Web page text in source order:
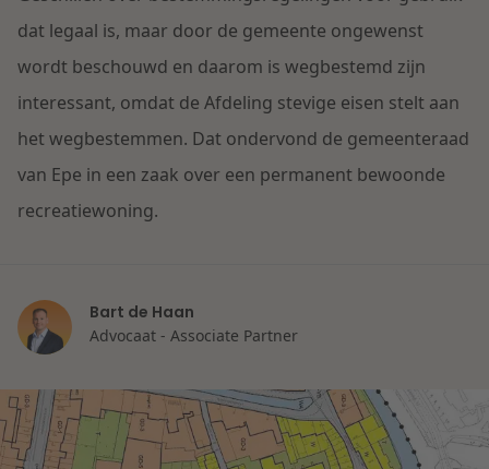
Herstructurering & Insolventie
Energie
Zorg & Sociaal domein
Overheid & Omgeving
Aanbesteding & Mededinging
Aansprakelijkheid & Verzekering
Dichtbij de kansen en uitdagingen in de
woningbouw
Dichtbij de wendbare onderneming
Internationale partners
Nieuws
Nederlands
dat legaal is, maar door de gemeente ongewenst
wordt beschouwd en daarom is wegbestemd zijn
interessant, omdat de Afdeling stevige eisen stelt aan
het wegbestemmen. Dat ondervond de gemeenteraad
van Epe in een zaak over een permanent bewoonde
recreatiewoning.
Bart de Haan
Advocaat - Associate Partner